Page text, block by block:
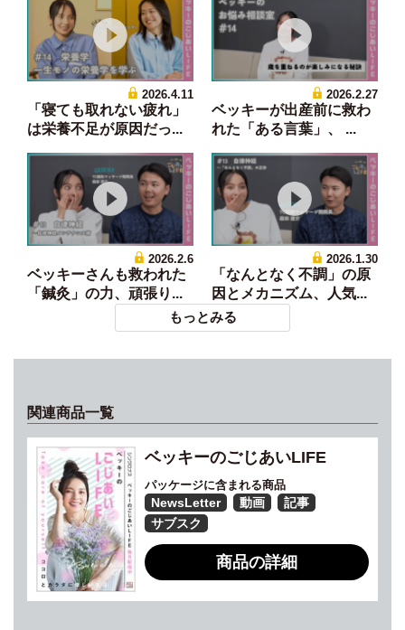
2026.4.11
「寝ても取れない疲れ」
は栄養不足が原因だっ...
2026.2.27
ベッキーが出産前に救わ
れた「ある言葉」、 ...
2026.2.6
ベッキーさんも救われた
「鍼灸」の力、頑張り...
2026.1.30
「なんとなく不調」の原
因とメカニズム、人気...
もっとみる
関連商品一覧
ベッキーのごじあいLIFE
パッケージに含まれる商品
NewsLetter 動画
記事
サブスク
商品の詳細